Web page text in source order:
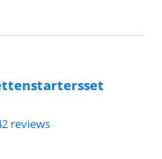
reviews.
reviews